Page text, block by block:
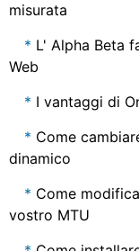
misurata
L' Alpha Beta
Web
I vantaggi di
Come
dinamico
Come
vostro MTU